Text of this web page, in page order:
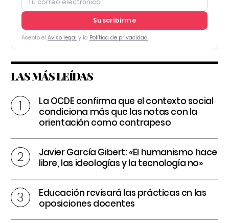
Suscribirme
Acepto el Aviso legal y la Política de privacidad
LAS MÁS LEÍDAS
La OCDE confirma que el contexto social
condiciona más que las notas con la
orientación como contrapeso
Javier García Gibert: «El humanismo hace
libre, las ideologías y la tecnología no»
Educación revisará las prácticas en las
oposiciones docentes